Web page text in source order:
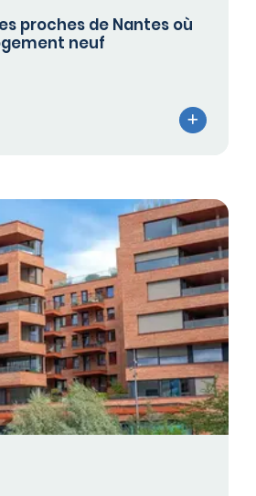
proches de Nantes où
neuf